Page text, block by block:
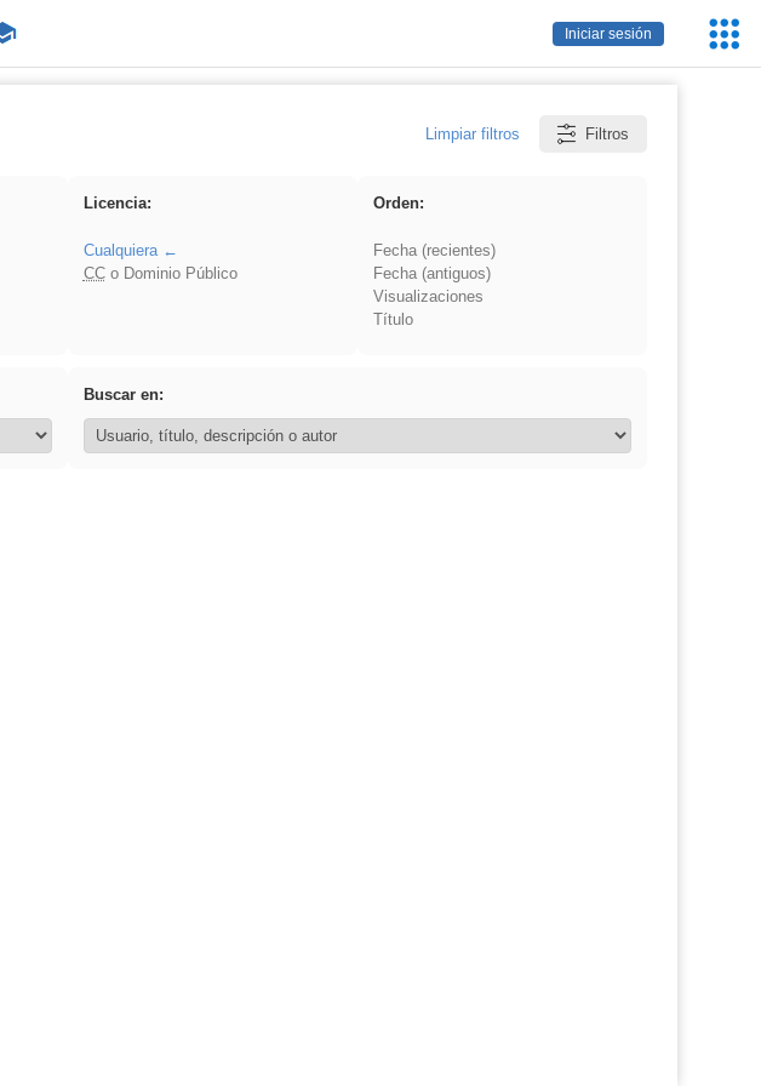
Iniciar sesión
Limpiar filtros Filtros
Licencia:
Cualquiera
CCo Dominio Público
Orden:
Fecha (recientes)
Fecha (antiguos)
Visualizaciones
Título
Buscar en: